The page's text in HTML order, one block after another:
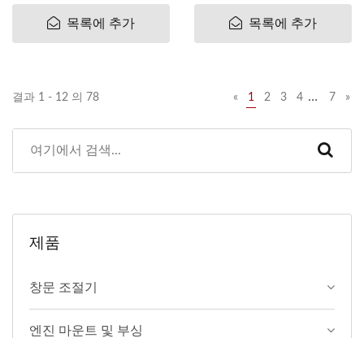
목록에 추가 목록에 추가
결과 1 - 12 의 78 « 1 2 3 4 … 7 »
제품
창문 조절기
엔진 마운트 및 부싱